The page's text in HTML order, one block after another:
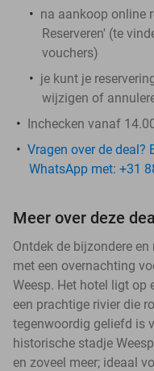
na aankoop online
Reserveren' (te
vouchers)
je kunt je
wijzigen of
Inchecken vanaf
Vragen over de deal?
WhatsApp met: +31
Meer over deze
Ontdek de bijzondere
met een overnachting
Weesp. Het hotel ligt op
een prachtige rivier die
tegenwoordig geliefd is
historische stadje
en zoveel meer; ideaal